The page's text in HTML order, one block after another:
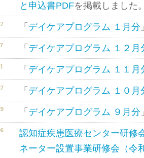
と申込書PDFを掲載しました
「 デイケアプログラム １月分
「 デイケアプログラム １２月
「 デイケアプログラム １１月
「 デイケアプログラム １０月
「 デイケアプログラム ９月分
認知症疾患医療センター研
ネーター設置事業研修会（令